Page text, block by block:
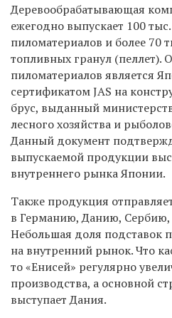
Деревообрабатывающая
ежегодно выпускает 100
пиломатериалов и более 70
топливных гранул
пиломатериалов является
сертификатом JAS на
брус, выданный
лесного хозяйства и
Данный документ
выпускаемой продукции
внутреннего рынка Японии.
Также продукция
в Германию, Данию,
Небольшая доля подставок
на внутренний рынок. Что
то «Енисей» регулярно
производства, а основной
выступает Дания.